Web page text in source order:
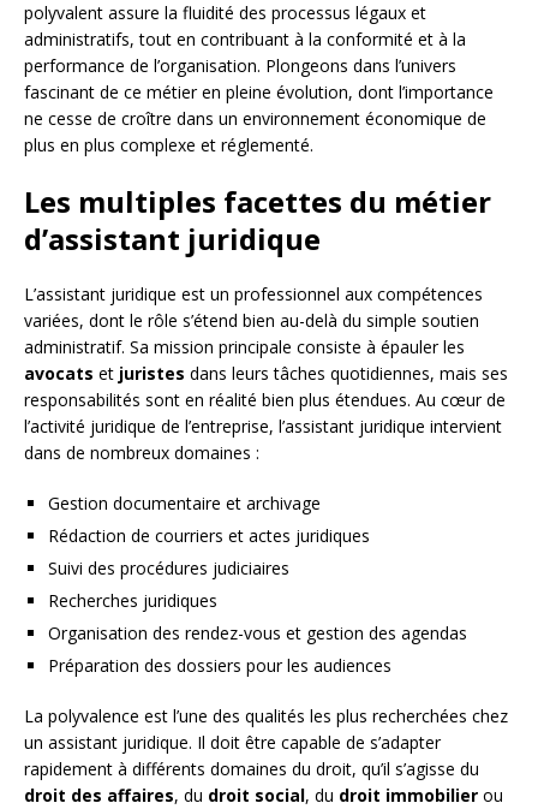
polyvalent assure la fluidité des processus légaux et
administratifs, tout en contribuant à la conformité et à la
performance de l’organisation. Plongeons dans l’univers
fascinant de ce métier en pleine évolution, dont l’importance
ne cesse de croître dans un environnement économique de
plus en plus complexe et réglementé.
Les multiples facettes du métier
d’assistant juridique
L’assistant juridique est un professionnel aux compétences
variées, dont le rôle s’étend bien au-delà du simple soutien
administratif. Sa mission principale consiste à épauler les
avocats et juristes dans leurs tâches quotidiennes, mais ses
responsabilités sont en réalité bien plus étendues. Au cœur de
l’activité juridique de l’entreprise, l’assistant juridique intervient
dans de nombreux domaines :
Gestion documentaire et archivage
Rédaction de courriers et actes juridiques
Suivi des procédures judiciaires
Recherches juridiques
Organisation des rendez-vous et gestion des agendas
Préparation des dossiers pour les audiences
La polyvalence est l’une des qualités les plus recherchées chez
un assistant juridique. Il doit être capable de s’adapter
rapidement à différents domaines du droit, qu’il s’agisse du
droit des affaires, du droit social, du droit immobilier ou